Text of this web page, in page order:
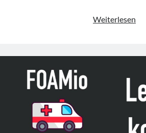
Weiterlesen